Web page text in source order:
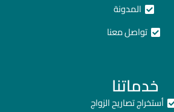
المدونة
تواصل معنا
خدماتنا
أستخراج تصاريح الزواج